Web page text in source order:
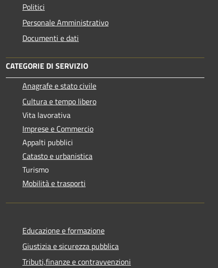
Politici
Personale Amministrativo
Documenti e dati
CATEGORIE DI SERVIZIO
Anagrafe e stato civile
Cultura e tempo libero
Vita lavorativa
Imprese e Commercio
Appalti pubblici
Catasto e urbanistica
Turismo
Mobilità e trasporti
Educazione e formazione
Giustizia e sicurezza pubblica
Tributi,finanze e contravvenzioni